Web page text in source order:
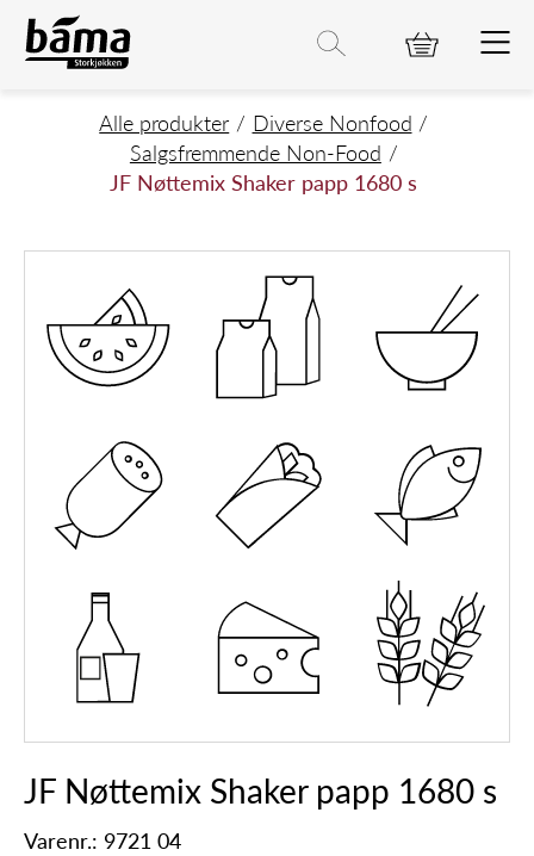
JF Nøttemix Shaker papp 1680 s
Hovedinnhold
Hovedmeny
HovedmenyAlle produkter
Diverse Nonfood
Salgsfremmende Non-Food
JF Nøttemix Shaker papp 1680 s
JF Nøttemix Shaker papp 1680 s
Varenr.: 9721 04